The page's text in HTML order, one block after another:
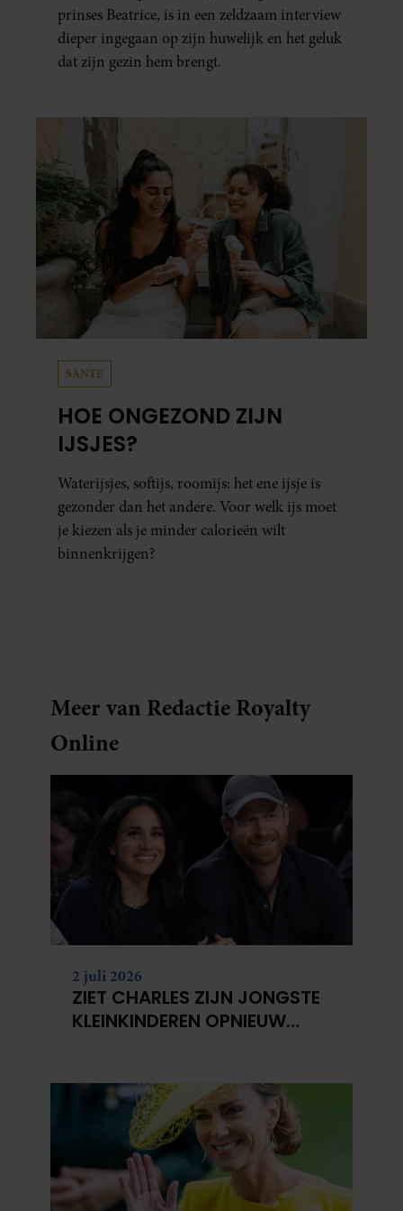
prinses Beatrice, is in een zeldzaam interview
dieper ingegaan op zijn huwelijk en het geluk
dat zijn gezin hem brengt.
SANTE
HOE ONGEZOND ZIJN
IJSJES?
Waterijsjes, softijs, roomijs: het ene ijsje is
gezonder dan het andere. Voor welk ijs moet
je kiezen als je minder calorieën wilt
binnenkrijgen?
Meer van Redactie Royalty
Online
2 juli 2026
ZIET CHARLES ZIJN JONGSTE
KLEINKINDEREN OPNIEUW